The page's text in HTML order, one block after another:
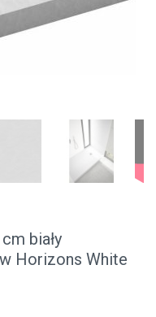
biały
Horizons White